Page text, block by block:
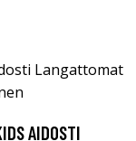
AIDOSTI